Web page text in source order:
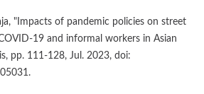
"Impacts of pandemic policies on street
19 and informal workers in Asian
pp. 111-128, Jul. 2023, doi: